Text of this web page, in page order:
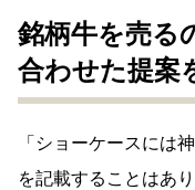
銘柄牛を売る
合わせた提案
「ショーケースには
を記載することはあ